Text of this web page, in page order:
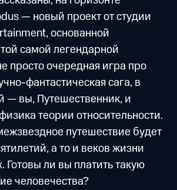
— новый проект от студии
основанной
самой легендарной
просто очередная игра про
фантастическая сага, в
— вы, Путешественник, и
теории относительности.
путешествие будет
а то и веков жизни
Готовы ли вы платить такую
человечества?